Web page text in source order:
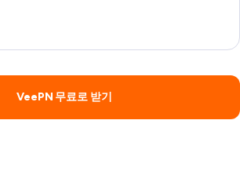
VeePN 무료로 받기